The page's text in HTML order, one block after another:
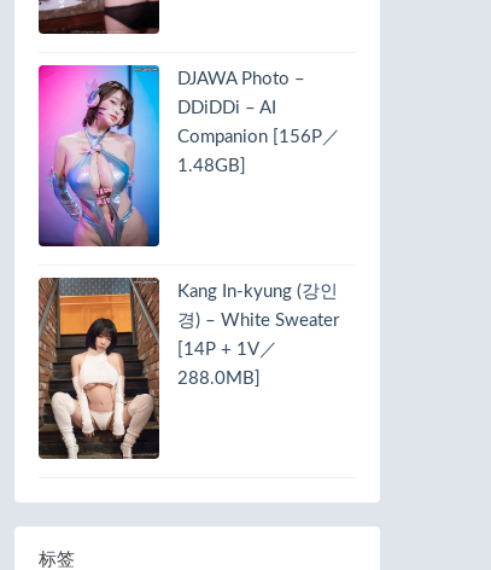
DJAWA Photo –
DDiDDi – AI
Companion [156P／
1.48GB]
Kang In-kyung (강인
경) – White Sweater
[14P + 1V／
288.0MB]
标签